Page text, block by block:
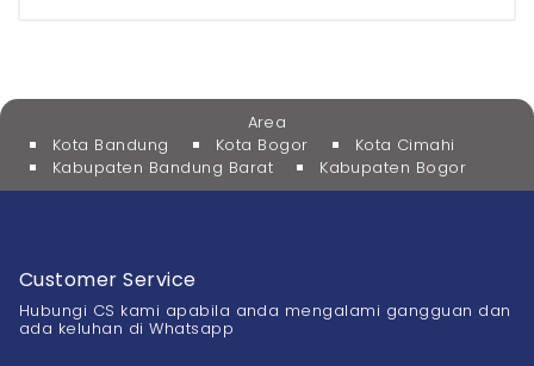
Area
Kota Bandung
Kota Bogor
Kota Cimahi
Kabupaten Bandung Barat
Kabupaten Bogor
Customer Service
Hubungi CS kami apabila anda mengalami gangguan dan
ada keluhan di Whatsapp